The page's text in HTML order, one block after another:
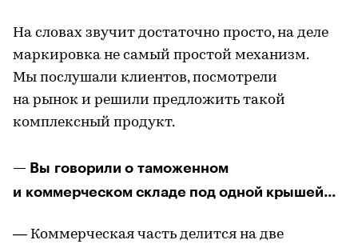
На словах звучит достаточно просто, на деле
маркировка не самый простой механизм.
Мы послушали клиентов, посмотрели
на рынок и решили предложить такой
комплексный продукт.
— Вы говорили о таможенном
и коммерческом складе под одной крышей...
— Коммерческая часть делится на две